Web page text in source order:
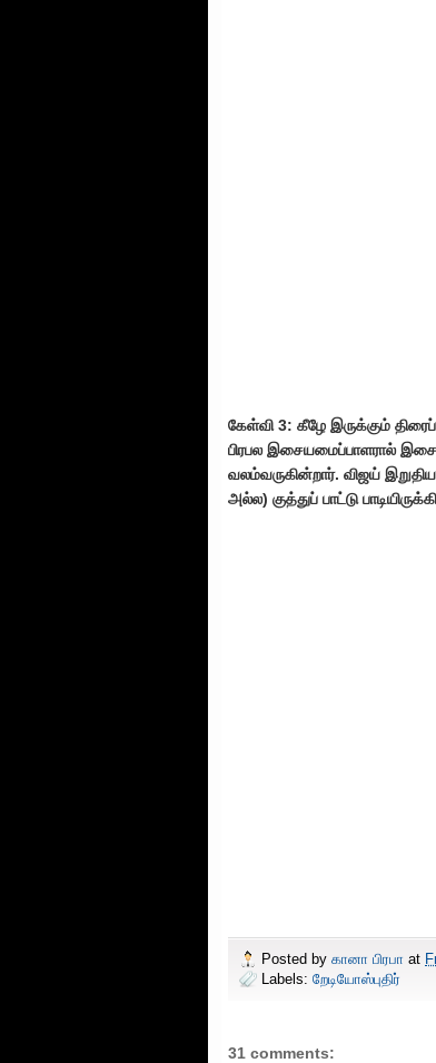
கேள்வி 3: கீழே இருக்கும்
பிரபல இசையமைப்பாளரால்
வலம்வருகின்றார். விஜய்
அல்ல) குத்துப் பாட்டு
Posted by கானா பிரபா at
Labels: றேடியோஸ்புதிர்
31 comments: